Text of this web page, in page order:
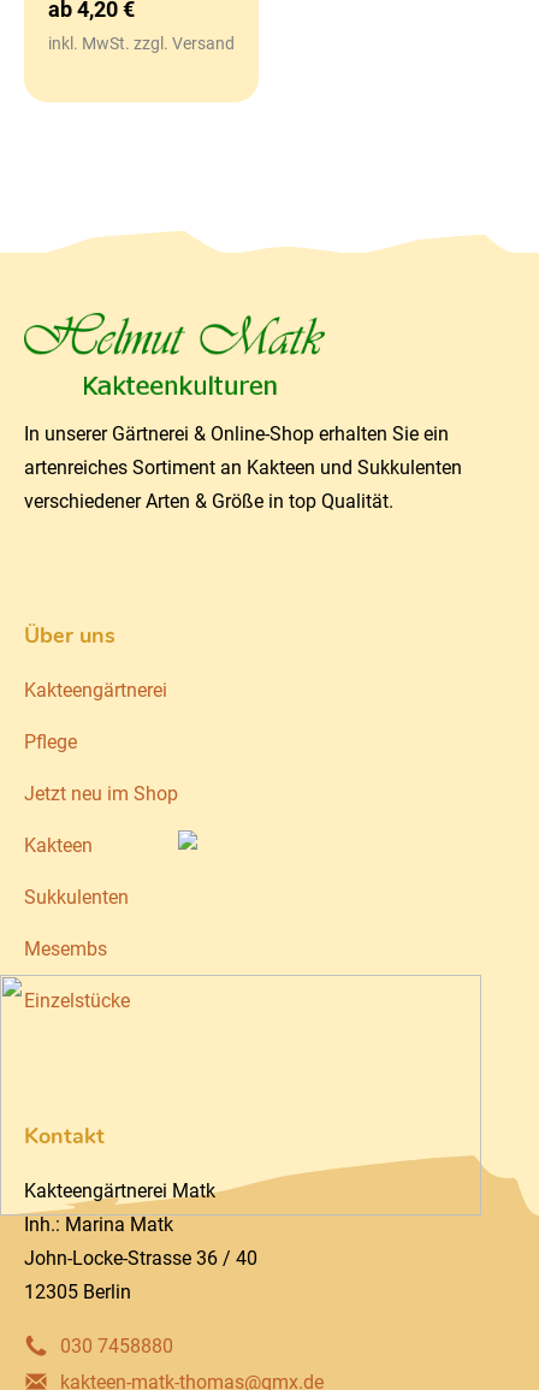
ab4,20€
inkl. MwSt. zzgl. Versand
In unserer Gärtnerei & Online-Shop erhalten Sie ein
artenreiches Sortiment an Kakteen und Sukkulenten
verschiedener Arten & Größe in top Qualität.
Über uns
Kakteengärtnerei
Pflege
Jetzt neu im Shop
Kakteen
Sukkulenten
Mesembs
Einzelstücke
Kontakt
Kakteengärtnerei Matk
Inh.: Marina Matk
John-Locke-Strasse 36 / 40
12305 Berlin
030 7458880
kakteen-matk-thomas@gmx.de